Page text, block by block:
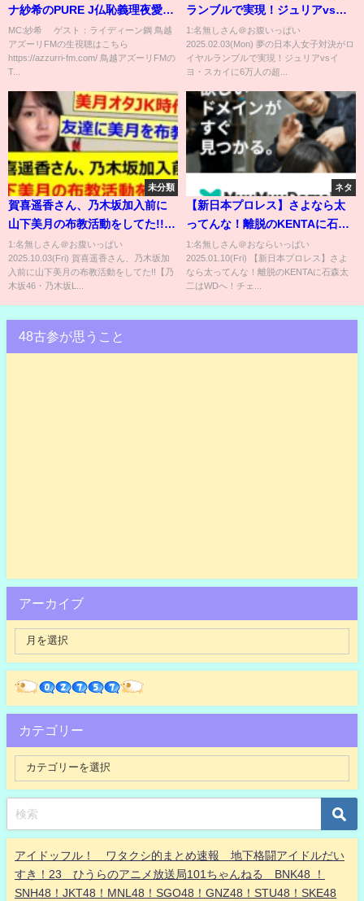
ナ紗希のPURE J仏恥義理夜愛
MC:紗希 ゲスト：ライディーン
鋼
MC:紗希 ゲスト：ライディーン鋼 鳥越
アズーリFMの生視聴はこちら
https://azzurri-fm.com/ 鳥越アズーリFMの
T...
ランブルで実現！ジュリアvsイ
ヨ・スカイに6万人の超大歓声！
｜2.2 WWE ロイヤルランブル
2025 アベマPPVで独占生中継！
1:名無しさん＠お腹いっぱい
2025.02.03(Mon) 夢の日本人女子対決がロ
イヤルランブルで実現！ジュリアvsイ
ヨ・スカイに6万人の超...
未分類
賀喜遥香さん、乃木坂加入前に
山下美月の布教活動をしてた!!
【乃木坂46・乃木坂LOCKS!・
乃木坂配信中・乃木坂工事中】
1:名無しさん＠お腹いっぱい
2025.10.03(Fri) 賀喜遥香さん、乃木坂加
入前に山下美月の布教活動をしてた!!【乃
木坂46・乃木坂L...
ネタ
【新日本プロレス】さよなら太
ってんな！離脱のKENTAに石森
太二はWDへ！チェーズオーエン
ズはどうするのか #njpw
1:名無しさん＠おならいっぱい
2025.01.10(Fri) 【新日本プロレス】さよ
なら太ってんな！離脱のKENTAに石森太
二はWDへ！チェ...
48古参が思うこと
アーカイブ
カテゴリー
アイドッフル！ ワタクシ的まとめ速報 地下格闘アイドルだい
すき！23 ひうらのアニメ放送局101ちゃんねる BNK48 ！
SNH48！JKT48！MNL48！SGO48！GNZ48！STU48！SKE48